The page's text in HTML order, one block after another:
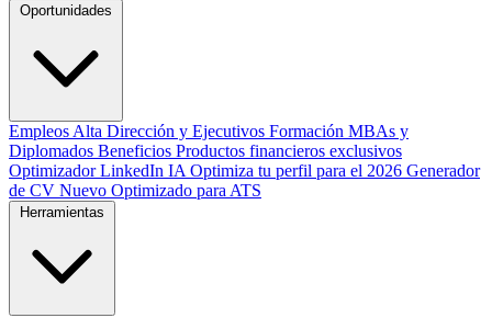
Oportunidades
Empleos Alta Dirección y Ejecutivos Formación MBAs y
Diplomados Beneficios Productos financieros exclusivos
Optimizador LinkedIn IA Optimiza tu perfil para el 2026 Generador
de CV Nuevo Optimizado para ATS
Herramientas